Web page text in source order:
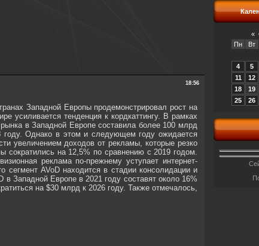
18:56
Западной Европы продемонстрировал рост на
усиливается тенденция к кордкаттингу. В рамках
в Западной Европе составила более 100 млрд
году. Однако в этом и следующем году ожидается
увеличением доходов от рекламы, которые резко
на 12,5% по сравнению с 2019 годом.
реклама по-прежнему уступает интернет-
сегмент AVoD находится в стадии консолидации и
Западной Европе в 2021 году составят около 16%
на $30 млрд к 2026 году. Также отмечалось,
«
Пн
Вт
4
5
11
12
18
19
25
26